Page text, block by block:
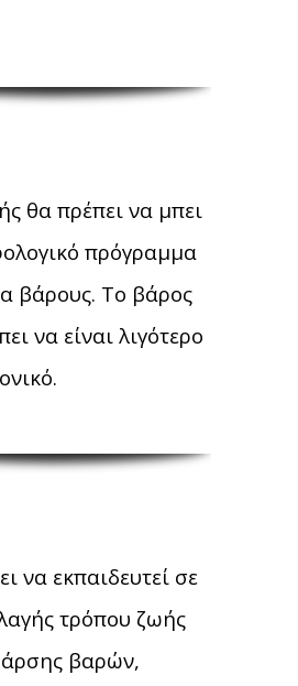
θα πρέπει να μπει
πρόγραμμα
βάρους. Το βάρος
να είναι λιγότερο
να εκπαιδευτεί σε
τρόπου ζωής
βαρών,